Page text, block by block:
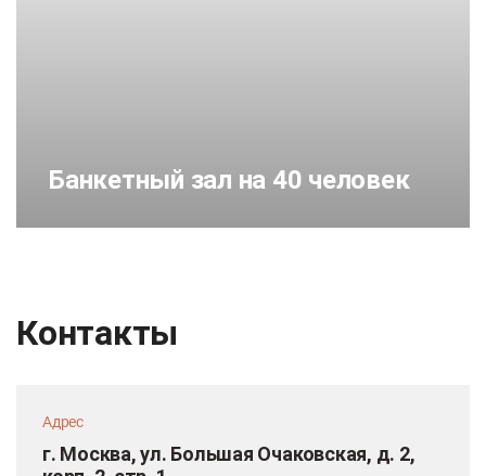
Банкетный зал на 40 человек
Контакты
Адрес
г. Москва, ул. Большая Очаковская, д. 2,